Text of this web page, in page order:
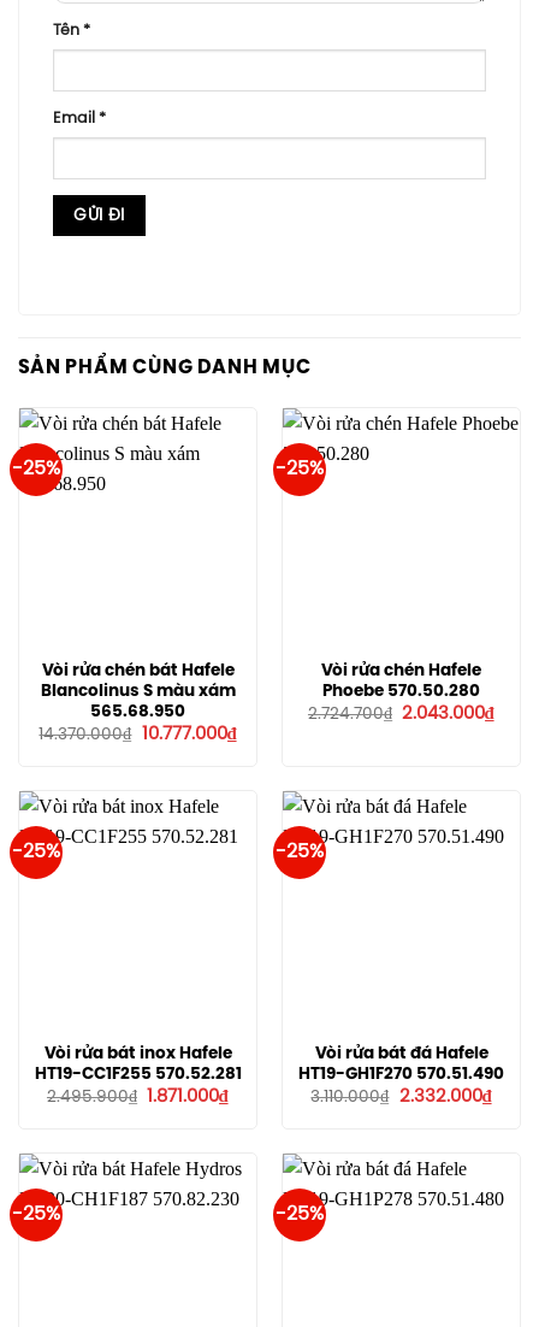
Tên *
Email *
SẢN PHẨM CÙNG DANH MỤC
-25%
Vòi rửa chén bát Hafele
Blancolinus S màu xám
565.68.950
14.370.000₫
Giá
10.777.000₫Giá
hiện
10.777.000₫.
-25%
Vòi rửa chén Hafele
Phoebe 570.50.280
2.724.700₫
Giá
2.043.000₫Giá
hiện
-25%
Vòi rửa bát inox Hafele
HT19-CC1F255 570.52.281
2.495.900₫ Giá
1.871.000₫Giá
hiện
1.871.000₫.
-25%
Vòi rửa bát đá Hafele
HT19-GH1F270 570.51.490
3.110.000₫
Giá
2.332.000₫Giá
hiện
-25% -25%